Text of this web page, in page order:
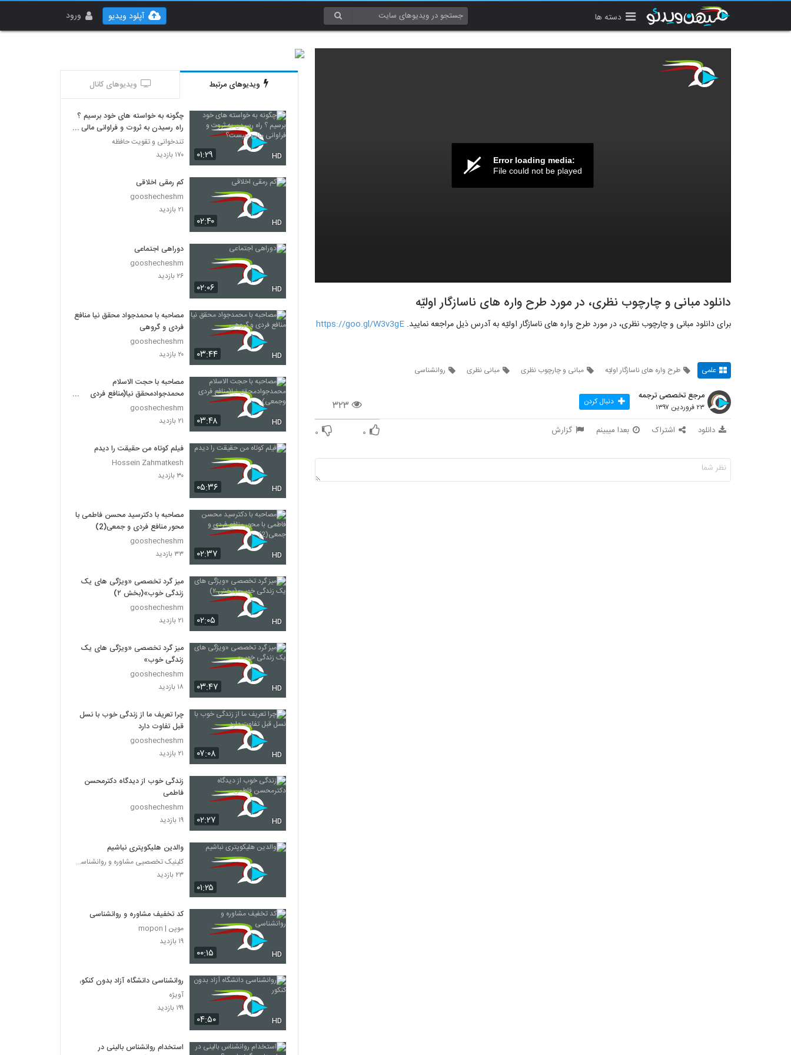
دسته ها ورود آپلود ویدیو
Error loading media:
File could not be played
دانلود مبانی و چارچوب نظری، در مورد طرح واره های ناسازگار اولیّه
برای دانلود مبانی و چارچوب نظری، در مورد طرح واره های ناسازگار اولیّه به آدرس ذیل مراجعه نمایید. https://goo.gl/W3v3gE
علمی طرح واره های ناسازگار اولیّه مبانی و چارچوب نظری مبانی نظری روانشناسی
۳۲۳
مرجع تخصصی ترجمه
۲۳ فروردین ۱۳۹۷ دنبال کردن
دانلود اشتراک بعدا میبینم گزارش ۰ ۰
ویدیوهای مرتبط ویدیوهای کانال
۰۱:۲۹ HD
چگونه به خواسته های خود برسیم ؟
راه رسیدن به ثروت و فراوانی مالی
چیست؟
تندخوانی و تقویت حافظه
۱۷۰ بازدید
۰۲:۴۰ HD
کم رمقی اخلاقی
gooshecheshm
۲۱ بازدید
۰۲:۰۶ HD
دوراهی اجتماعی
gooshecheshm
۲۶ بازدید
۰۳:۴۴ HD
مصاحبه با محمدجواد محقق نیا منافع
فردی و گروهی
gooshecheshm
۲۰ بازدید
۰۳:۴۸ HD
مصاحبه با حجت الاسلام
محمدجوادمحقق نیا(منافع فردی
وجمعی)
gooshecheshm
۲۱ بازدید
۰۵:۳۶ HD
فیلم کوتاه من حقیقت را دیدم
Hossein Zahmatkesh
۳۰ بازدید
۰۲:۳۷ HD
مصاحبه با دکترسید محسن فاطمی با
محور منافع فردی و جمعی(2)
gooshecheshm
۳۳ بازدید
۰۲:۰۵ HD
میز گرد تخصصی «ویژگی های یک
زندگی خوب»(بخش ۲)
gooshecheshm
۲۱ بازدید
۰۳:۴۷ HD
میز گرد تخصصی «ویژگی های یک
زندگی خوب»
gooshecheshm
۱۸ بازدید
۰۷:۰۸ HD
چرا تعریف ما از زندگی خوب با نسل
قبل تفاوت دارد
gooshecheshm
۲۱ بازدید
۰۲:۲۷ HD
زندگی خوب از دیدگاه دکترمحسن
فاطمی
gooshecheshm
۱۹ بازدید
۰۱:۲۵
والدین هلیکوپتری نباشیم
کلینیک تخصصیی مشاوره و روانشناسی خانواده ایرانی
۲۳ بازدید
۰۰:۱۵ HD
کد تخفیف مشاوره و روانشناسی
موپن | mopon
۱۹ بازدید
۰۴:۵۰ HD
روانشناسی دانشگاه آزاد بدون کنکور
آویژه
۱۹۹ بازدید
استخدام روانشناس بالینی در